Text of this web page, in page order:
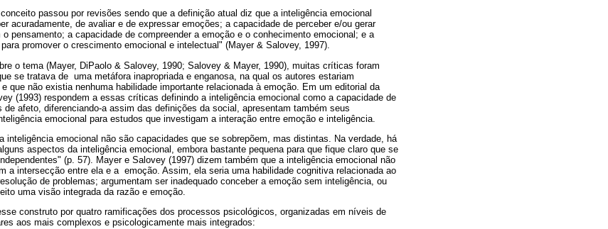
passou por revisões sendo que a definição atual diz que a inteligência emocional
acuradamente, de avaliar e de expressar emoções; a capacidade de perceber e/ou gerar
pensamento; a capacidade de compreender a emoção e o conhecimento emocional; e a
promover o crescimento emocional e intelectual" (Mayer & Salovey, 1997).
o tema (Mayer, DiPaolo & Salovey, 1990; Salovey & Mayer, 1990), muitas críticas foram
se tratava de uma metáfora inapropriada e enganosa, na qual os autores estariam
que não existia nenhuma habilidade importante relacionada à emoção. Em um editorial da
(1993) respondem a essas críticas definindo a inteligência emocional como a capacidade de
de afeto, diferenciando-a assim das definições da social, apresentam também seus
emocional para estudos que investigam a interação entre emoção e inteligência.
inteligência emocional não são capacidades que se sobrepõem, mas distintas. Na verdade, há
aspectos da inteligência emocional, embora bastante pequena para que fique claro que se
(p. 57). Mayer e Salovey (1997) dizem também que a inteligência emocional não
a intersecção entre ela e a emoção. Assim, ela seria uma habilidade cognitiva relacionada ao
de problemas; argumentam ser inadequado conceber a emoção sem inteligência, ou
uma visão integrada da razão e emoção.
construto por quatro ramificações dos processos psicológicos, organizadas em níveis de
aos mais complexos e psicologicamente mais integrados: